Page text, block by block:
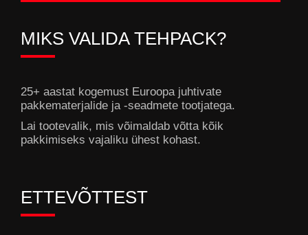
MIKS VALIDA TEHPACK?
25+ aastat kogemust Euroopa juhtivate
pakkematerjalide ja -seadmete tootjatega.
Lai tootevalik, mis võimaldab võtta kõik
pakkimiseks vajaliku ühest kohast.
ETTEVÕTTEST